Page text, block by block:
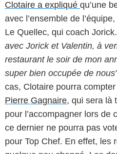
Clotaire a expliqué qu’une
avec l’ensemble de
Le Quellec, qui coach
avec Jorick et Valentin, à
restaurant le soir de mon
super bien occupée de
cas, Clotaire pourra
Pierre Gagnaire, qui sera là
pour l’accompagner lors de
ce dernier ne pourra pas
pour Top Chef. En effet, les